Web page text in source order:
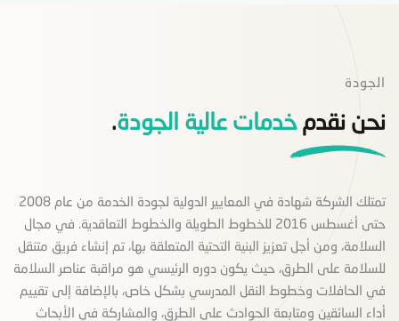
الجودة
نحن نقدمخدمات عالية الجودة.
تمتلك الشركة شهادة في المعايير الدولية لجودة الخدمة من عام 2008
حتى أغسطس 2016 للخطوط الطويلة والخطوط التعاقدية. في مجال
السلامة، ومن أجل تعزيز البنية التحتية المتعلقة بها، تم إنشاء فريق متنقل
للسلامة على الطرق، حيث يكون دوره الرئيسي هو مراقبة عناصر السلامة
في الحافلات وخطوط النقل المدرسي بشكل خاص، بالإضافة إلى تقييم
أداء السائقين ومتابعة الحوادث على الطرق، والمشاركة في الأبحاث